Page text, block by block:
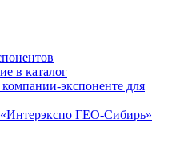
в каталог
экспоненте для
ГЕО-Сибирь»